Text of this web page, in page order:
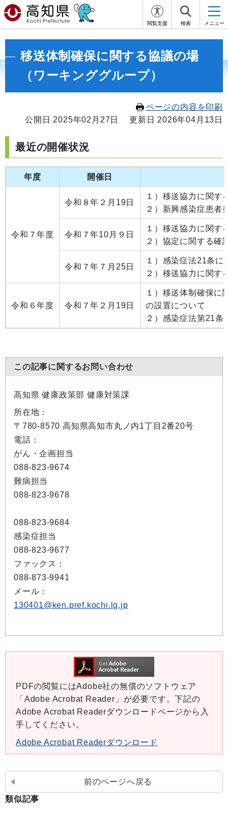
閲覧支援 検索 メニュー
移送体制確保に関する協議の場
（ワーキンググループ）
ページの内容を印刷
公開日 2025年02月27日
更新日 2026年04月13日
最近の開催状況
年度 開催日
令和７年度
令和８年２月19日
１）移送協力に関す
２）新興感染症患者
令和７年10月９日
１）移送協力に関す
２）協定に関する確
令和７年７月25日
１）感染症法21条
２）移送協力に関す
令和６年度 令和７年２月19日
１）移送体制確保に
の設置について
２）感染症法第21
この記事に関するお問い合わせ
高知県 健康政策部 健康対策課
所在地：
〒780-8570 高知県高知市丸ノ内1丁目2番20号
電話：
がん・企画担当
088-823-9674
難病担当
088-823-9678
088-823-9684
感染症担当
088-823-9677
ファックス：
088-873-9941
メール：
130401@ken.pref.kochi.lg.jp
PDFの閲覧にはAdobe社の無償のソフトウェア
「Adobe Acrobat Reader」が必要です。下記の
Adobe Acrobat Readerダウンロードページから入
手してください。
Adobe Acrobat Readerダウンロード
前のページへ戻る
類似記事